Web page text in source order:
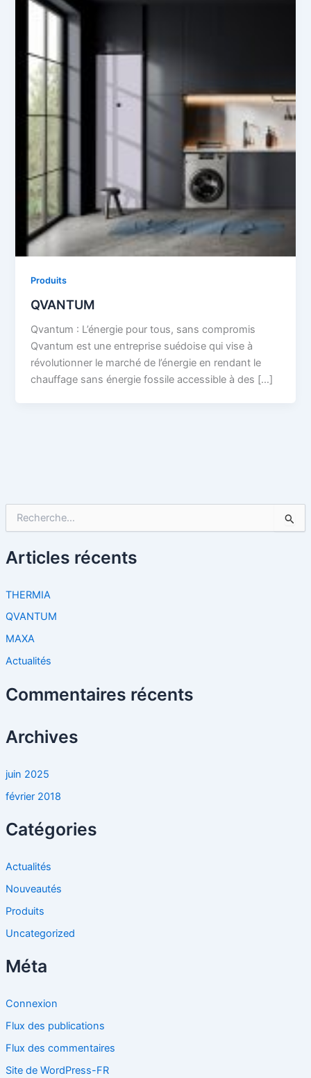
h
e
c
e
r
:
Articles récents
THERMIA
QVANTUM
MAXA
Actualités
Commentaires récents
Archives
juin 2025
février 2018
Catégories
Actualités
Nouveautés
Produits
Uncategorized
Méta
Connexion
Flux des publications
Flux des commentaires
Site de WordPress-FR
Produits
QVANTUM
Qvantum : L’énergie pour tous, sans compromis
Qvantum est une entreprise suédoise qui vise à
révolutionner le marché de l’énergie en rendant le
chauffage sans énergie fossile accessible à des […]